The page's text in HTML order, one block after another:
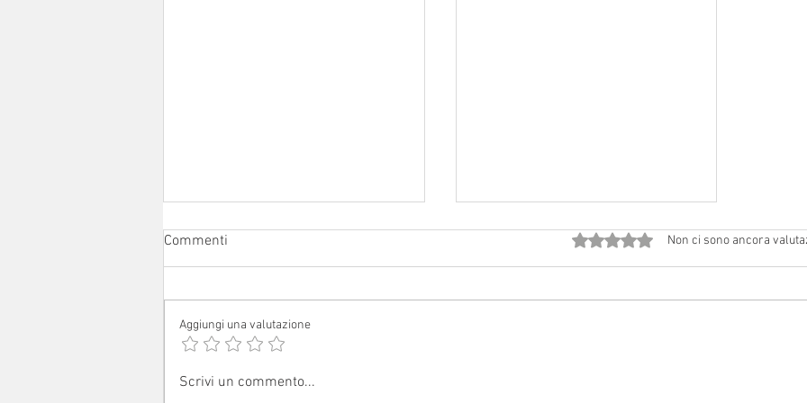
Avvisi dal 1° al 16 agosto 2026
Commenti Valutazione 0 stelle su 5.
Non ci sono ancora
Aggiungi una valutazione
Scrivi un commento...